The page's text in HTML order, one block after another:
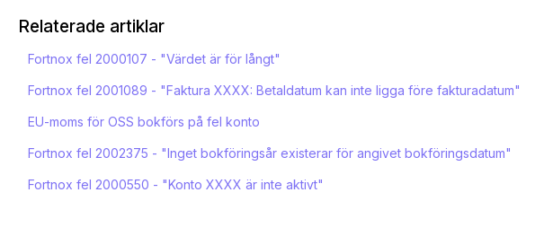
Relaterade artiklar
Fortnox fel 2000107 - "Värdet är för långt"
Fortnox fel 2001089 - "Faktura XXXX: Betaldatum kan inte ligga före fakturadatum"
EU-moms för OSS bokförs på fel konto
Fortnox fel 2002375 - "Inget bokföringsår existerar för angivet bokföringsdatum"
Fortnox fel 2000550 - "Konto XXXX är inte aktivt"